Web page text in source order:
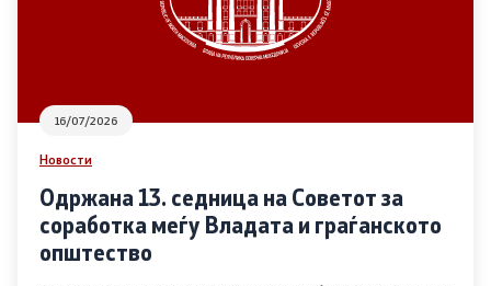
Извештаи
Список на ОЈИ
16/07/2026
Новости
Одржана 13. седница на Советот за
соработка меѓу Владата и граѓанското
општество